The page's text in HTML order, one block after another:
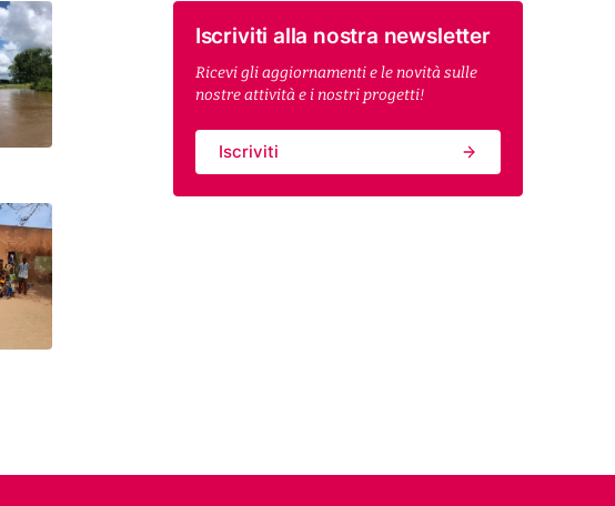
Iscriviti alla nostra newsletter
Ricevi gli aggiornamenti e le novità sulle
nostre attività e i nostri progetti!
Iscriviti